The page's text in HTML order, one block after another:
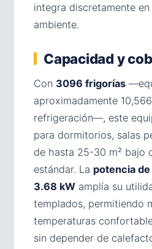
integra discretamente
ambiente.
Capacidad y
Con 3096 frigorías
aproximadamente
refrigeración—, este
para dormitorios, salas
de hasta 25-30 m² bajo
estándar. La potencia
3.68 kW amplía su
templados, permitiendo
temperaturas
sin depender de